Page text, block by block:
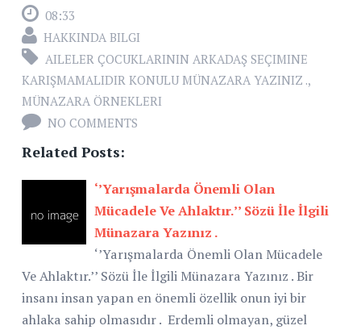
08:33
HAKKINDA BILGI
AILELER ÇOCUKLARININ ARKADAŞ SEÇIMINE
KARIŞMAMALIDIR KONULU MÜNAZARA YAZINIZ .,
MÜNAZARA ÖRNEKLERI
NO COMMENTS
Related Posts:
‘’Yarışmalarda Önemli Olan
Mücadele Ve Ahlaktır.’’ Sözü İle İlgili
Münazara Yazınız .
‘’Yarışmalarda Önemli Olan Mücadele
Ve Ahlaktır.’’ Sözü İle İlgili Münazara Yazınız . Bir
insanı insan yapan en önemli özellik onun iyi bir
ahlaka sahip olmasıdır . Erdemli olmayan, güzel